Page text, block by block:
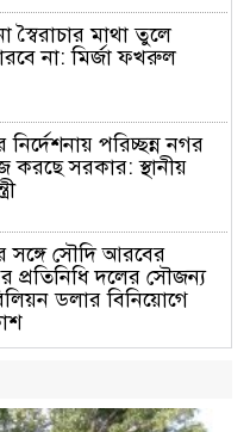
মাথা তুলে
না: মির্জা ফখরুল
নির্দেশনায় পরিচ্ছন্ন নগর
করছে সরকার: স্থানীয়
সঙ্গে সৌদি আরবের
প্রতিনিধি দলের সৌজন্য
ডলার বিনিয়োগে
পক্ষ থেকে বন্যার্তদের